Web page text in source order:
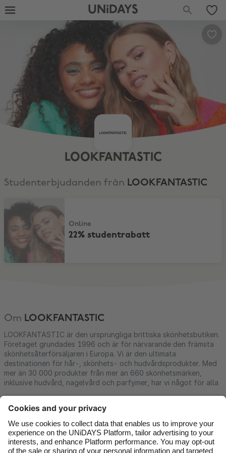
UNiDAYS
LOOKFANTASTIC
Studenterbjudanden från LOOKFANTASTIC
22% studentrabatt
Online
22% studentrabatt
Om LOOKFANTASTIC
LOOKFANTASTIC är den ursprungliga brittiska skönhetsbutiken.
Företaget grundades 1996 och är för närvarande den främsta
skönhetsåterförsäljaren i Europa. Vi är den ultimata
destinationen för hår-, skönhets- och hudvårdsprodukter. Med
mer än 30 000 produkter från mer än 660 skönhetsmärken,
inklusive hudvård, nagelvård och parfymer, har vi något för alla
Kontakt Företag Press Jobb